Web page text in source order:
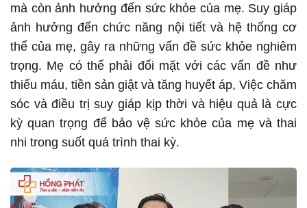
mà còn ảnh hưởng đến sức khỏe của mẹ. Suy giáp
ảnh hưởng đến chức năng nội tiết và hệ thống cơ
thể của mẹ, gây ra những vấn đề sức khỏe nghiêm
trọng. Mẹ có thể phải đối mặt với các vấn đề như
thiếu máu, tiền sản giật và tăng huyết áp, Việc chăm
sóc và điều trị suy giáp kịp thời và hiệu quả là cực
kỳ quan trọng để bảo vệ sức khỏe của mẹ và thai
nhi trong suốt quá trình thai kỳ.